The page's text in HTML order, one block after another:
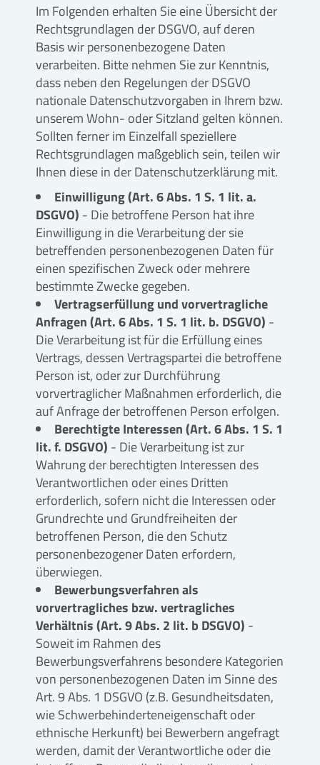
Im Folgenden erhalten Sie eine Übersicht der
Rechtsgrundlagen der DSGVO, auf deren
Basis wir personenbezogene Daten
verarbeiten. Bitte nehmen Sie zur Kenntnis,
dass neben den Regelungen der DSGVO
nationale Datenschutzvorgaben in Ihrem bzw.
unserem Wohn- oder Sitzland gelten können.
Sollten ferner im Einzelfall speziellere
Rechtsgrundlagen maßgeblich sein, teilen wir
Ihnen diese in der Datenschutzerklärung mit.
Einwilligung (Art. 6 Abs. 1 S. 1 lit. a.
DSGVO) - Die betroffene Person hat ihre
Einwilligung in die Verarbeitung der sie
betreffenden personenbezogenen Daten für
einen spezifischen Zweck oder mehrere
bestimmte Zwecke gegeben.
Vertragserfüllung und vorvertragliche
Anfragen (Art. 6 Abs. 1 S. 1 lit. b. DSGVO) -
Die Verarbeitung ist für die Erfüllung eines
Vertrags, dessen Vertragspartei die betroffene
Person ist, oder zur Durchführung
vorvertraglicher Maßnahmen erforderlich, die
auf Anfrage der betroffenen Person erfolgen.
Berechtigte Interessen (Art. 6 Abs. 1 S. 1
lit. f. DSGVO) - Die Verarbeitung ist zur
Wahrung der berechtigten Interessen des
Verantwortlichen oder eines Dritten
erforderlich, sofern nicht die Interessen oder
Grundrechte und Grundfreiheiten der
betroffenen Person, die den Schutz
personenbezogener Daten erfordern,
überwiegen.
Bewerbungsverfahren als
vorvertragliches bzw. vertragliches
Verhältnis (Art. 9 Abs. 2 lit. b DSGVO) -
Soweit im Rahmen des
Bewerbungsverfahrens besondere Kategorien
von personenbezogenen Daten im Sinne des
Art. 9 Abs. 1 DSGVO (z.B. Gesundheitsdaten,
wie Schwerbehinderteneigenschaft oder
ethnische Herkunft) bei Bewerbern angefragt
werden, damit der Verantwortliche oder die